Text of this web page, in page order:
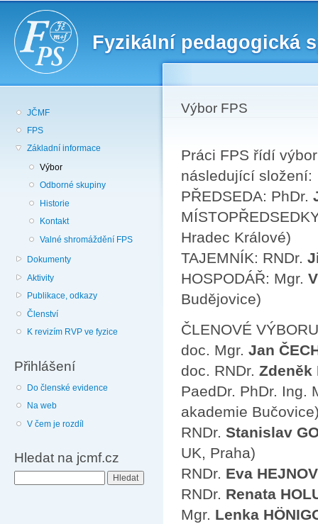
Fyzikální pedagogická
JČMF
FPS
Základní informace
Výbor
Odborné skupiny
Historie
Kontakt
Valné shromáždění FPS
Dokumenty
Aktivity
Publikace, odkazy
Členství
K revizím RVP ve fyzice
Přihlášení
Do členské evidence
Na web
V čem je rozdíl
Hledat na jcmf.cz
Výbor FPS
Práci FPS řídí
následující složení:
PŘEDSEDA: PhDr.
Hradec Králové)
TAJEMNÍK: RNDr.
HOSPODÁŘ: Mgr.
Budějovice)
ČLENOVÉ
doc. Mgr. Jan
doc. RNDr. Zdeněk
PaedDr. PhDr. Ing.
akademie
RNDr. Stanislav
UK, Praha)
RNDr. Eva
RNDr. Renata
Mgr. Lenka